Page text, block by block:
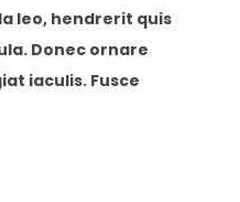
leo, hendrerit quis
Donec ornare
iaculis. Fusce